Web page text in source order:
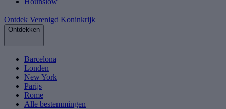
Ontdek Verenigd Koninkrijk
Ontdekken
Barcelona
Londen
New York
Parijs
Rome
Alle bestemmingen